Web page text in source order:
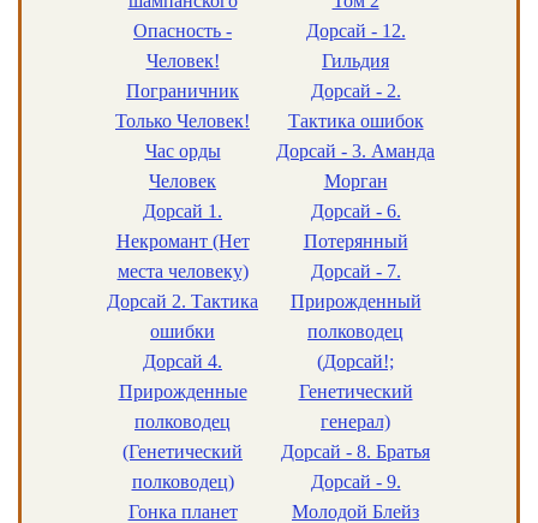
Опасность -
Человек!
Пограничник
Только Человек!
Час орды
Человек
Дорсай 1.
Некромант (Нет
места человеку)
Дорсай 2. Тактика
ошибки
Дорсай 4.
Прирожденные
полководец
(Генетический
полководец)
Гонка планет
Дорсай - 12.
Гильдия
Дорсай - 2.
Тактика ошибок
Дорсай - 3. Аманда
Морган
Дорсай - 6.
Потерянный
Дорсай - 7.
Прирожденный
полководец
(Дорсай!;
Генетический
генерал)
Дорсай - 8. Братья
Дорсай - 9.
Молодой Блейз